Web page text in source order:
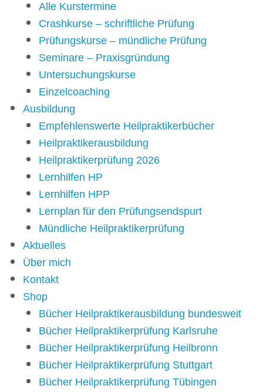
Alle Kurstermine
Crashkurse – schriftliche Prüfung
Prüfungskurse – mündliche Prüfung
Seminare – Praxisgründung
Untersuchungskurse
Einzelcoaching
Ausbildung
Empfehlenswerte Heilpraktikerbücher
Heilpraktikerausbildung
Heilpraktikerprüfung 2026
Lernhilfen HP
Lernhilfen HPP
Lernplan für den Prüfungsendspurt
Mündliche Heilpraktikerprüfung
Aktuelles
Über mich
Kontakt
Shop
Bücher Heilpraktikerausbildung bundesweit
Bücher Heilpraktikerprüfung Karlsruhe
Bücher Heilpraktikerprüfung Heilbronn
Bücher Heilpraktikerprüfung Stuttgart
Bücher Heilpraktikerprüfung Tübingen